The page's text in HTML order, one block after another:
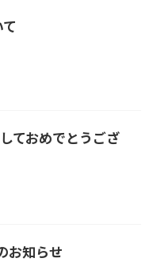
ておめでとうござ
お知らせ